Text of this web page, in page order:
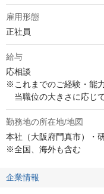
雇用形態
正社員
給与
応相談
※これまでのご経験・能
当職位の大きさに応じ
勤務地の所在地/地図
本社（大阪府門真市）・
※全国、海外も含む
企業情報